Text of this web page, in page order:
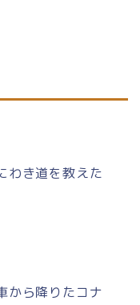
わき道を教えた
から降りたコナ